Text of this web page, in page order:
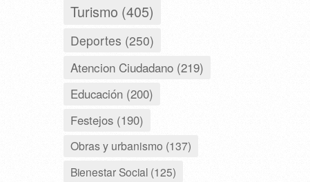
Turismo (405)
Deportes (250)
Atencion Ciudadano (219)
Educación (200)
Festejos (190)
Obras y urbanismo (137)
Bienestar Social (125)